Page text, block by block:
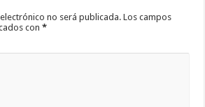
no será publicada. Los campos
con*